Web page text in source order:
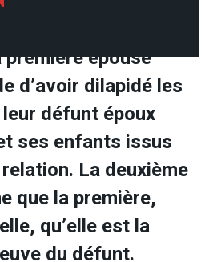
première épouse
d’avoir dilapidé les
défunt époux
ses enfants issus
La deuxième
que la première,
qu’elle est la
du défunt.